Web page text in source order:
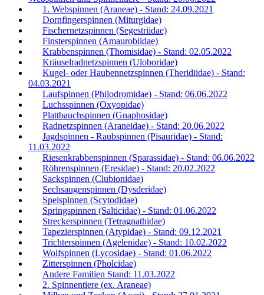
1. Webspinnen (Araneae) - Stand: 24.09.2021
Dornfingerspinnen (Miturgidae)
Fischernetzspinnen (Segestriidae)
Finsterspinnen (Amaurobiidae)
Krabbenspinnen (Thomisidae) - Stand: 02.05.2022
Kräuselradnetzspinnen (Uloboridae)
Kugel- oder Haubennetzspinnen (Theridiidae) - Stand:
04.03.2021
Laufspinnen (Philodromidae) - Stand: 06.06.2022
Luchsspinnen (Oxyopidae)
Plattbauchspinnen (Gnaphosidae)
Radnetzspinnen (Araneidae) - Stand: 20.06.2022
Jagdspinnen - Raubspinnen (Pisauridae) - Stand:
11.03.2022
Riesenkrabbenspinnen (Sparassidae) - Stand: 06.06.2022
Röhrenspinnen (Eresidae) - Stand: 20.02.2022
Sackspinnen (Clubionidae)
Sechsaugenspinnen (Dysderidae)
Speispinnen (Scytodidae)
Springspinnen (Salticidae) - Stand: 01.06.2022
Streckerspinnen (Tetragnathidae)
Tapezierspinnen (Atypidae) - Stand: 09.12.2021
Trichterspinnen (Agelenidae) - Stand: 10.02.2022
Wolfspinnen (Lycosidae) - Stand: 01.06.2022
Zitterspinnen (Pholcidae)
Andere Familien Stand: 11.03.2022
2. Spinnentiere (ex. Araneae)